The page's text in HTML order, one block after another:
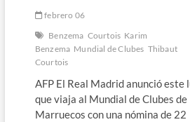
del
de
Clubes
￼
febrero 06
Benzema Courtois Karim
Benzema Mundial de Clubes Thibaut
Courtois
AFP El Real Madrid anunció este
que viaja al Mundial de Clubes de
Marruecos con una nómina de 22